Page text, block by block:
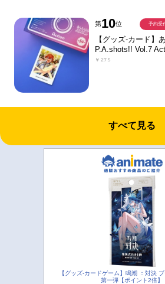
第10位
【グッズ-カード】
P.A.shots!! Vol.7
￥275
予約受
すべて見る
【グッズ-カードゲーム】鳴潮 ：対決
第一弾【ポイント2倍】